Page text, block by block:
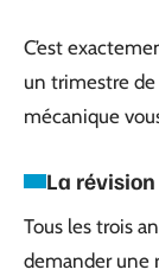
C’est
un trimestre
mécanique
La
Tous les trois
demander une